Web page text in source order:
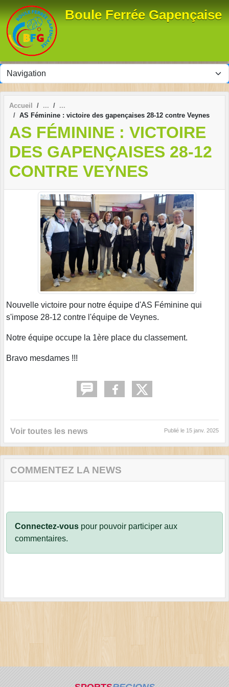
Boule Ferrée Gapençaise
Accueil
AS Féminine : victoire des gapençaises 28-12 contre Veynes
AS FÉMININE : VICTOIRE
DES GAPENÇAISES 28-12
CONTRE VEYNES
Nouvelle victoire pour notre équipe d'AS Féminine qui
s'impose 28-12 contre l'équipe de Veynes.
Notre équipe occupe la 1ère place du classement.
Bravo mesdames !!!
Voir toutes les news Publié le 15 janv. 2025
COMMENTEZ LA NEWS
Connectez-vous pour pouvoir participer aux
commentaires.
Panneau de gestion des cookies